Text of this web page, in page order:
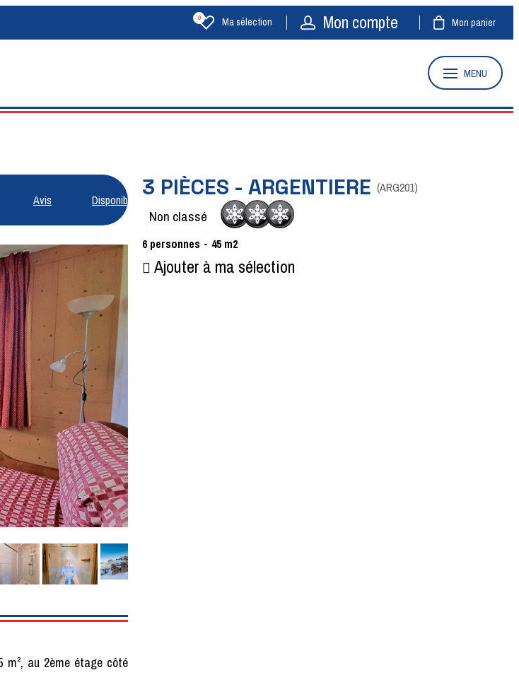
Ma sélection
0 Mon compte Mon panier
MENU
Avis Disponibilités3 PIÈCES - ARGENTIERE (ARG201)
Non classé
6 personnes 45 m2
Ajouter à ma sélection
m², au 2ème étage côté